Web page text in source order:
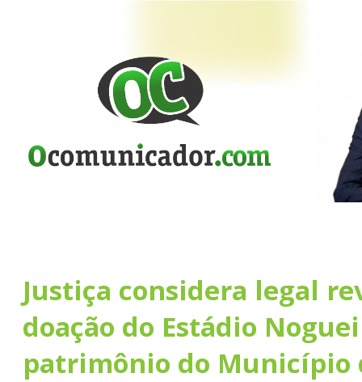
Justiça considera legal
doação do Estádio
patrimônio do Município